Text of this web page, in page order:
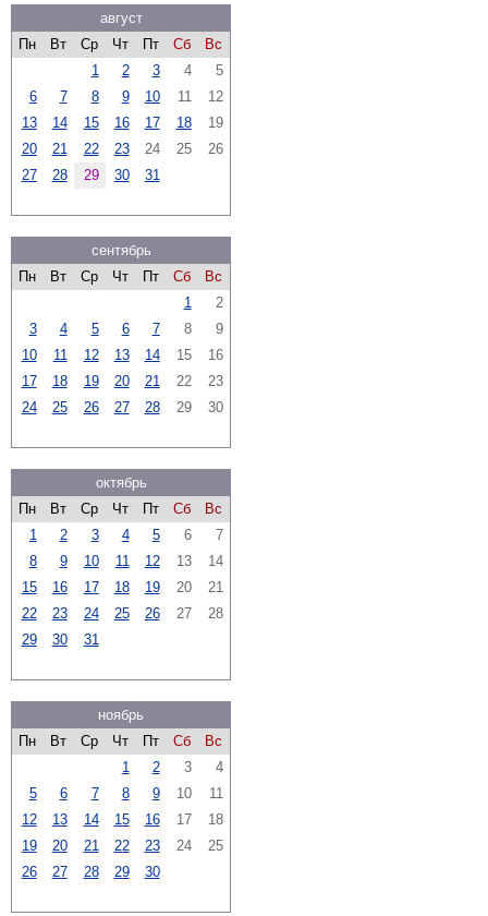
август
Пн
Вт Ср Чт Пт Сб
Вс
1
2 3 4
5
6
7 8 9 10 11
12
13
14 15 16 17 18
19
20
21 22 23 24 25
26
27
28 29 30 31
сентябрь
Пн
Вт Ср Чт Пт Сб
Вс
1
2
3
4 5 6 7 8
9
10
11 12 13 14 15
16
17
18 19 20 21 22
23
24
25 26 27 28 29 30
октябрь
Пн
Вт Ср Чт Пт Сб
Вс
1
2 3 4 5 6
7
8
9 10 11 12 13
14
15
16 17 18 19 20
21
22
23 24 25 26 27
28
29
30 31
ноябрь
Пн
Вт Ср Чт Пт Сб
Вс
1
2 3
4
5
6 7 8 9 10
11
12
13 14 15 16 17
18
19
20 21 22 23 24
25
26
27 28 29 30